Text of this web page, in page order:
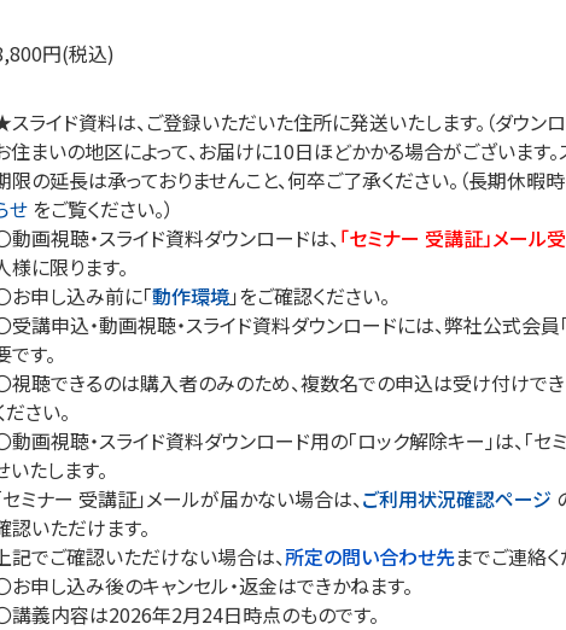
円(税込)
ライド資料は、ご登録いただいた住所に発送いたします。（ダウンロ
住まいの地区によって、お届けに10日ほどかかる場合がございます
限の延長は承っておりませんこと、何卒ご了承ください。（長期休暇
せ をご覧ください。）
動画視聴・スライド資料ダウンロードは、「セミナー 受講証」メール
様に限ります。
お申し込み前に「動作環境」をご確認ください。
受講申込・動画視聴・スライド資料ダウンロードには、弊社公式会員
です。
視聴できるのは購入者のみのため、複数名での申込は受け付けで
ださい。
動画視聴・スライド資料ダウンロード用の「ロック解除キー」は、「
いたします。
セミナー 受講証」メールが届かない場合は、ご利用状況確認ページ
認いただけます。
記でご確認いただけない場合は、所定の問い合わせ先までご連絡く
お申し込み後のキャンセル・返金はできかねます。
講義内容は2026年2月24日時点のものです。